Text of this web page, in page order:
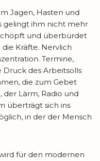
Jagen, Hasten und
gelingt ihm nicht mehr
und überbürdet
Kräfte. Nervlich
Termine,
des Arbeitsolls
die zum Gebet
der Lärm, Radio und
überträgt sich ins
in der der Mensch
für den modernen